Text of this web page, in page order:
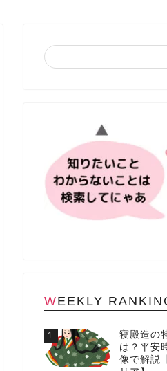
WEEKLY
1
寝殿造の
は？平安
像で解説